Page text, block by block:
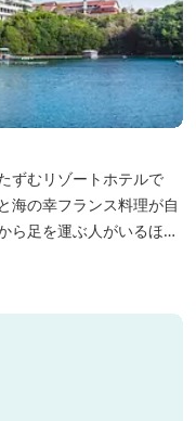
ずむリゾートホテルで
海の幸フランス料理が自
ら足を運ぶ人がいるほ
とときを満喫してくだ
ン